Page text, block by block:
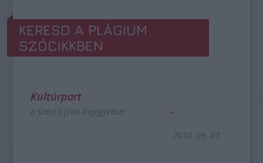
KERESD A PLÁGIUM
SZÓCIKKBEN
Kultúrpart
a szerző friss bejegyzései
2010. 09. 07.